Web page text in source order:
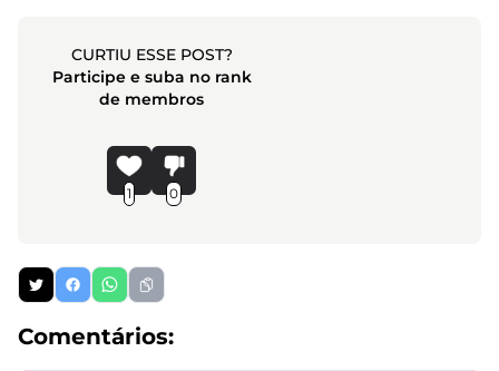
CURTIU ESSE POST?
Participe e suba no rank
de membros
1 0
Comentários: